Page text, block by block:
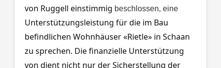
von Ruggell einstimmig beschlossen, eine
Unterstützungsleistung für die im Bau
befindlichen Wohnhäuser «Rietle» in Schaan
zu sprechen. Die finanzielle Unterstützung
von dient nicht nur der Sicherstellung der